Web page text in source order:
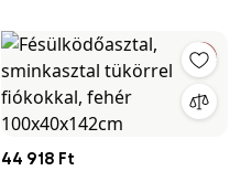
44 918 Ft